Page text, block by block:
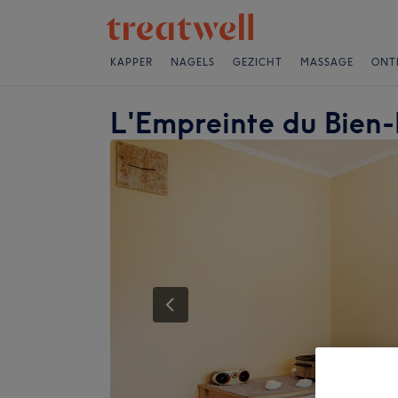
KAPPER NAGELS GEZICHT MASSAGE
L'Empreinte du